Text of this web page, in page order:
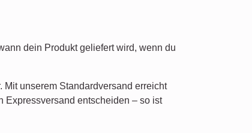
dein Produkt geliefert wird, wenn du
unserem Standardversand erreicht
Expressversand entscheiden – so ist